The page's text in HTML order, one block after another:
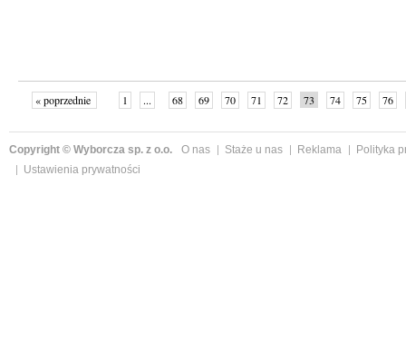
« poprzednie 1 ... 68 69 70 71 72 73 74 75
76
Copyright © Wyborcza sp. z o.o. O nas Staże u nas Reklama
Polityka
Ustawienia prywatności